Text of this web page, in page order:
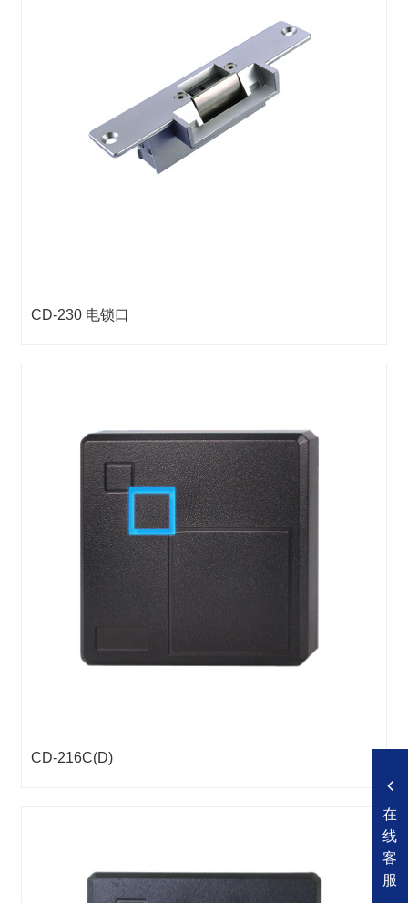
CD-230 电锁口
CD-216C(D)
在
线
客
服